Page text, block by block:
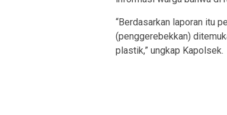
“Berdasarkan laporan itu
(penggerebekkan)
plastik,” ungkap Kapolsek.